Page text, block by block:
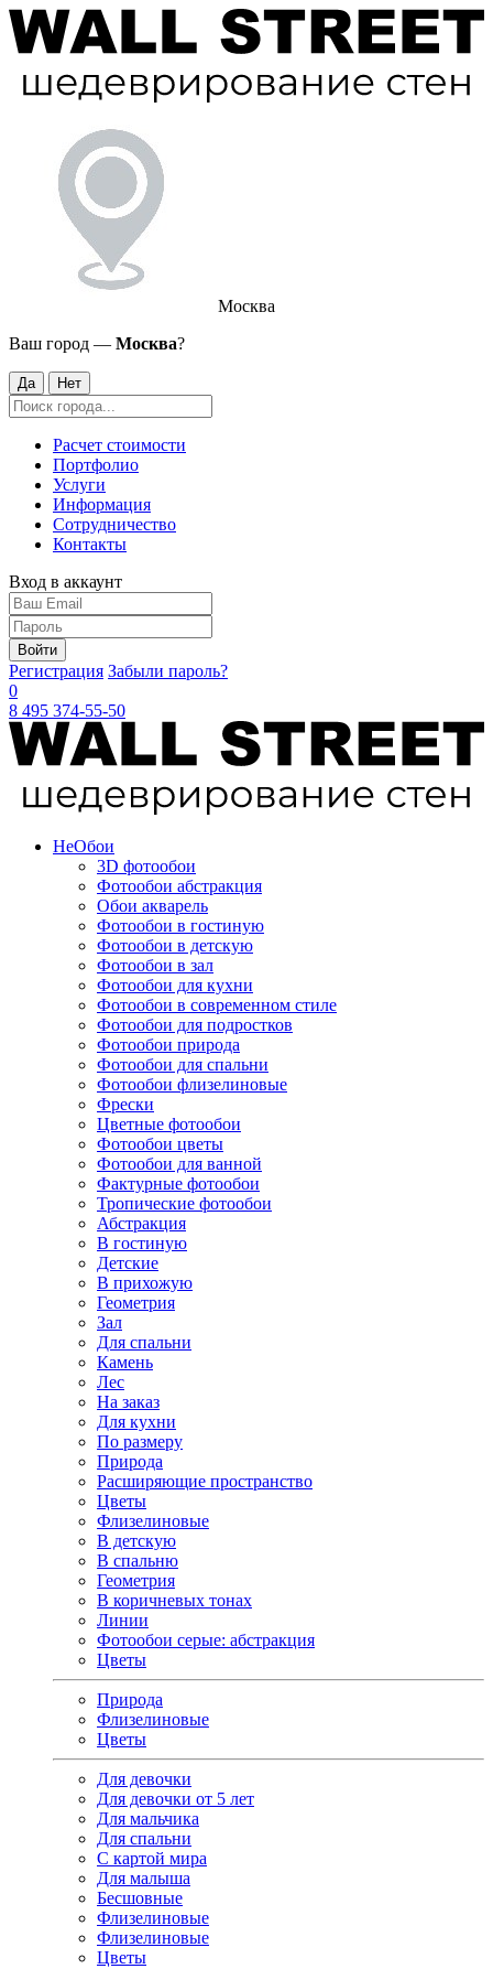
Москва
Ваш город — Москва?
Да Нет
Расчет стоимости
Портфолио
Услуги
Информация
Сотрудничество
Контакты
Вход в аккаунт
Войти
Регистрация Забыли пароль?
0
8 495 374-55-50
НеОбои
3D фотообои
Фотообои абстракция
Обои акварель
Фотообои в гостиную
Фотообои в детскую
Фотообои в зал
Фотообои для кухни
Фотообои в современном стиле
Фотообои для подростков
Фотообои природа
Фотообои для спальни
Фотообои флизелиновые
Фрески
Цветные фотообои
Фотообои цветы
Фотообои для ванной
Фактурные фотообои
Тропические фотообои
Абстракция
В гостиную
Детские
В прихожую
Геометрия
Зал
Для спальни
Камень
Лес
На заказ
Для кухни
По размеру
Природа
Расширяющие пространство
Цветы
Флизелиновые
В детскую
В спальню
Геометрия
В коричневых тонах
Линии
Фотообои серые: абстракция
Цветы
Природа
Флизелиновые
Цветы
Для девочки
Для девочки от 5 лет
Для мальчика
Для спальни
С картой мира
Для малыша
Бесшовные
Флизелиновые
Флизелиновые
Цветы